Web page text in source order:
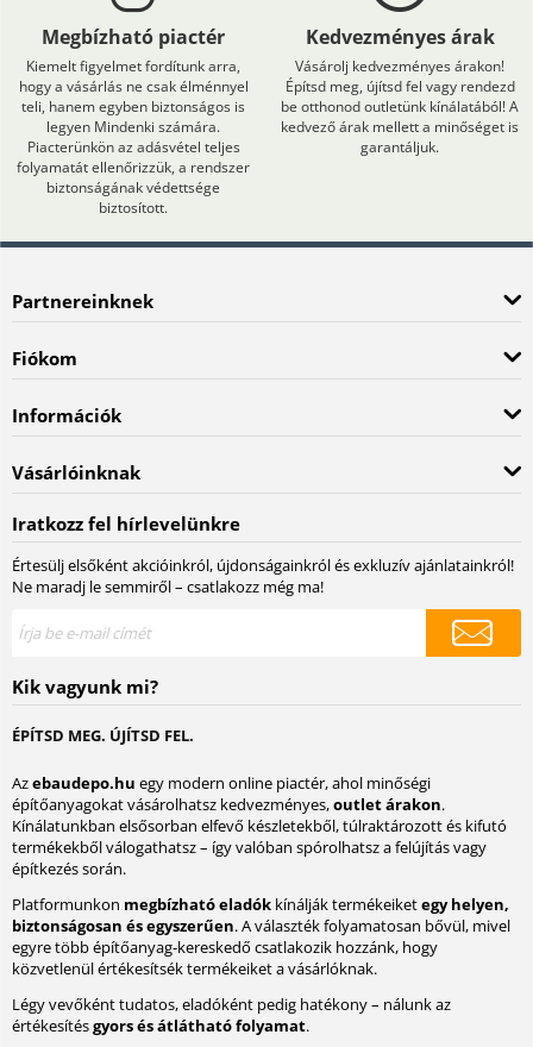
Megbízható piactér
Kiemelt figyelmet fordítunk arra,
hogy a vásárlás ne csak élménnyel
teli, hanem egyben biztonságos is
legyen Mindenki számára.
Piacterünkön az adásvétel teljes
folyamatát ellenőrizzük, a rendszer
biztonságának védettsége
biztosított.
Kedvezményes árak
Vásárolj kedvezményes árakon!
Építsd meg, újítsd fel vagy rendezd
be otthonod outletünk kínálatából! A
kedvező árak mellett a minőséget is
garantáljuk.
Partnereinknek
Fiókom
Információk
Vásárlóinknak
Iratkozz fel hírlevelünkre
Értesülj elsőként akcióinkról, újdonságainkról és exkluzív ajánlatainkról!
Ne maradj le semmiről – csatlakozz még ma!
Kik vagyunk mi?
ÉPÍTSD MEG. ÚJÍTSD FEL.
Azebaudepo.hu egy modern online piactér, ahol minőségi
építőanyagokat vásárolhatsz kedvezményes,outlet árakon.
Kínálatunkban elsősorban elfevő készletekből, túlraktározott és kifutó
termékekből válogathatsz – így valóban spórolhatsz a felújítás vagy
építkezés során.
Platformunkon megbízható eladók kínálják termékeiketegy helyen,
biztonságosan és egyszerűen. A választék folyamatosan bővül, mivel
egyre több építőanyag-kereskedő csatlakozik hozzánk, hogy
közvetlenül értékesítsék termékeiket a vásárlóknak.
Légy vevőként tudatos, eladóként pedig hatékony – nálunk az
értékesítésgyors és átlátható folyamat.